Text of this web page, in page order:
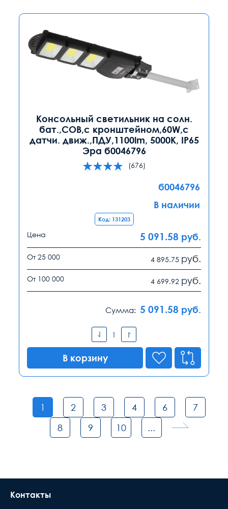
Консольный светильник на солн.
бат.,COB,с кронштейном,60W,с
датчи. движ.,ПДУ,1100lm, 5000К, IP65
Эра б0046796
(676)
б0046796
В наличии
Код: 131203
Цена 5 091.58 руб.
От 25 000 4 895.75 руб.
От 100 000 4 699.92 руб.
Сумма: 5 091.58 руб.
В корзину
1 2 3 4 6
7
8
9 10 ...
Контакты